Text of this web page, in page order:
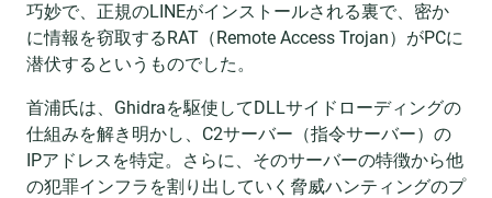
巧妙で、正規のLINEがインストールされる裏で、密か
に情報を窃取するRAT（Remote Access Trojan）がPCに
潜伏するというものでした。
首浦氏は、Ghidraを駆使してDLLサイドローディングの
仕組みを解き明かし、C2サーバー（指令サーバー）の
IPアドレスを特定。さらに、そのサーバーの特徴から他
の犯罪インフラを割り出していく脅威ハンティングのプ